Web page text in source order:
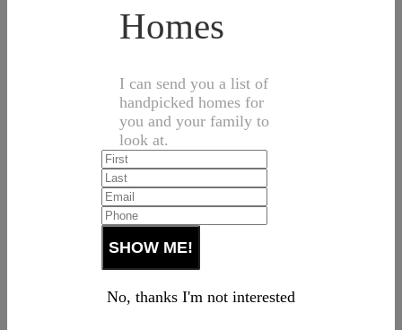
Homes
I can send you a list of
handpicked homes for
you and your family to
look at.
No, thanks I'm not interested